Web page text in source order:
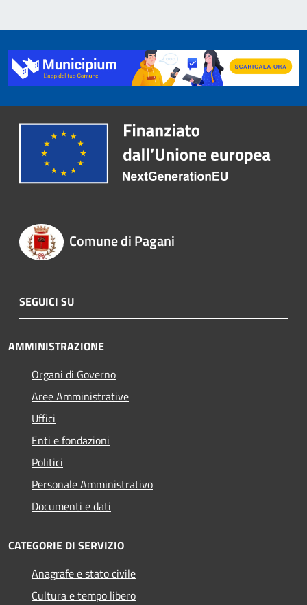
Comune di Pagani
SEGUICI SU
AMMINISTRAZIONE
Organi di Governo
Aree Amministrative
Uffici
Enti e fondazioni
Politici
Personale Amministrativo
Documenti e dati
CATEGORIE DI SERVIZIO
Anagrafe e stato civile
Cultura e tempo libero